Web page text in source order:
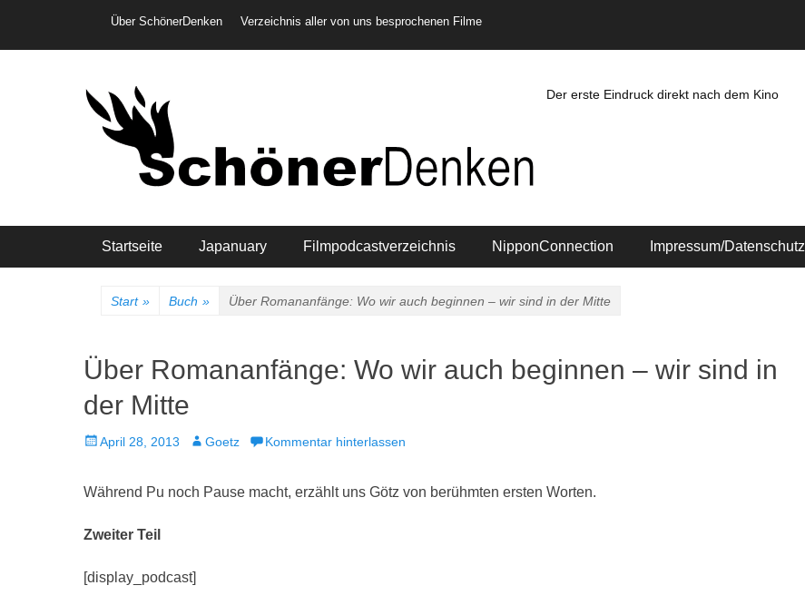
Header-Menü
Über SchönerDenken Verzeichnis aller von uns besprochenen Filme
Der erste Eindruck direkt nach dem Kino
Hauptmenü
Startseite Japanuary Filmpodcastverzeichnis NipponConnection Impressum/Datenschutz
Start » Buch » Über Romananfänge: Wo wir auch beginnen – wir sind in der Mitte
Über Romananfänge: Wo wir auch beginnen – wir sind in
der Mitte
Veröffentlicht
April 28, 2013 AutorGoetz Kommentar hinterlassen
Während Pu noch Pause macht, erzählt uns Götz von berühmten ersten Worten.
Zweiter Teil
[display_podcast]